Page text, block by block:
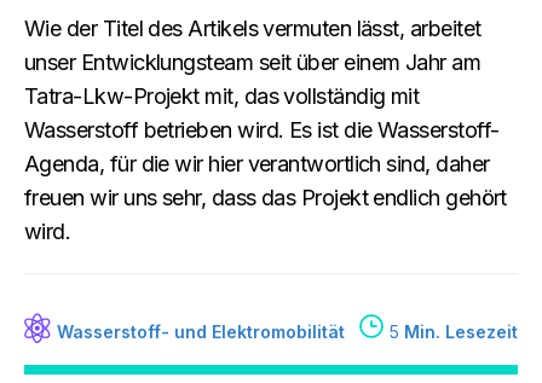
Wie der Titel des Artikels vermuten lässt, arbeitet
unser Entwicklungsteam seit über einem Jahr am
Tatra-Lkw-Projekt mit, das vollständig mit
Wasserstoff betrieben wird. Es ist die Wasserstoff-
Agenda, für die wir hier verantwortlich sind, daher
freuen wir uns sehr, dass das Projekt endlich gehört
wird.
Wasserstoff- und Elektromobilität 5 Min. Lesezeit